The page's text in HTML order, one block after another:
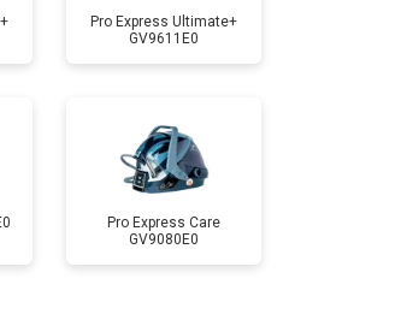
Заказать
Pro Express Ultimate+
GV9611E0
Pro Express Care
GV9080E0